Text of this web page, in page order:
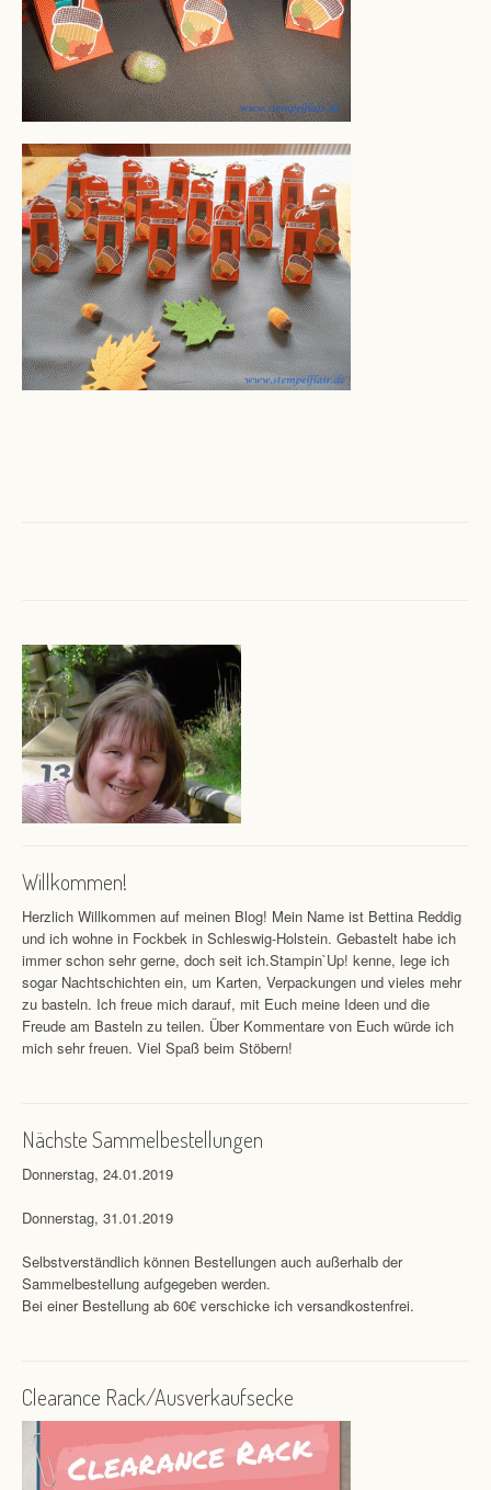
Willkommen!
Herzlich Willkommen auf meinen Blog! Mein Name ist Bettina Reddig
und ich wohne in Fockbek in Schleswig-Holstein. Gebastelt habe ich
immer schon sehr gerne, doch seit ich.Stampin`Up! kenne, lege ich
sogar Nachtschichten ein, um Karten, Verpackungen und vieles mehr
zu basteln. Ich freue mich darauf, mit Euch meine Ideen und die
Freude am Basteln zu teilen. Über Kommentare von Euch würde ich
mich sehr freuen. Viel Spaß beim Stöbern!
Nächste Sammelbestellungen
Donnerstag, 24.01.2019
Donnerstag, 31.01.2019
Selbstverständlich können Bestellungen auch außerhalb der
Sammelbestellung aufgegeben werden.
Bei einer Bestellung ab 60€ verschicke ich versandkostenfrei.
Clearance Rack/Ausverkaufsecke